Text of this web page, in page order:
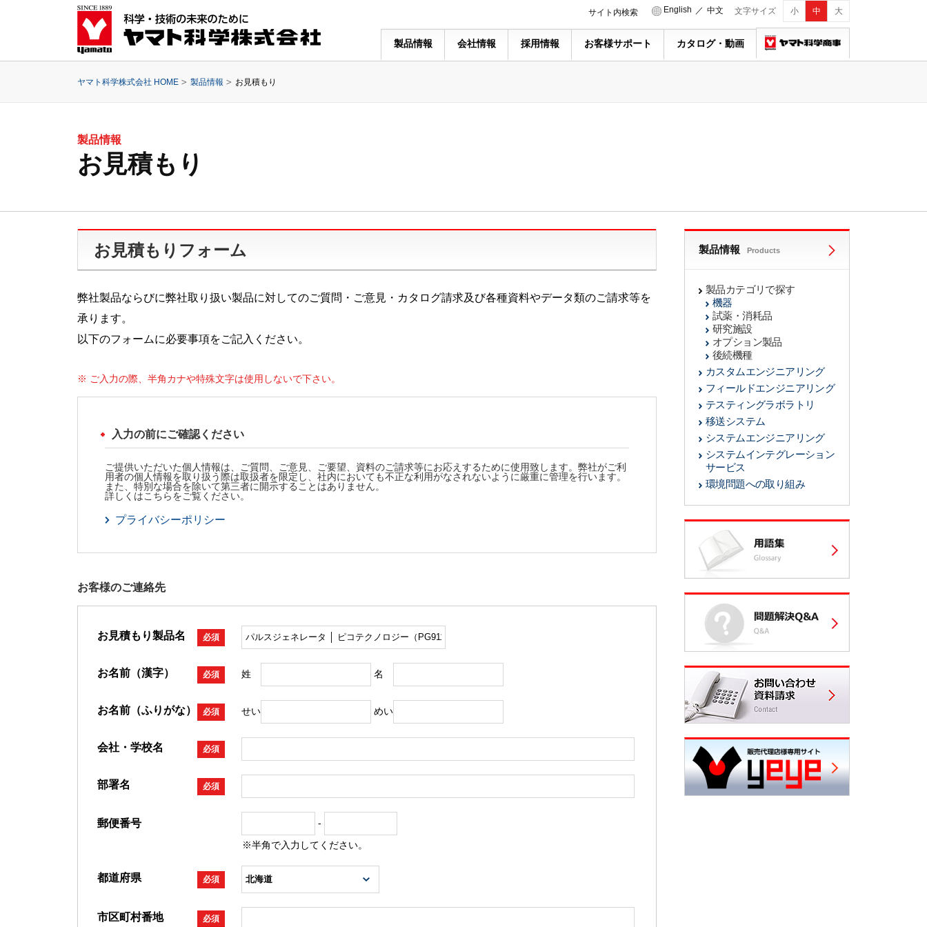
文字サイズ 小 中 大
English ／ 中文
サイト内検索
製品情報 会社情報 採用情報 お客様サポート カタログ・動画
ヤマト科学株式会社 HOME 製品情報 お見積もり
製品情報
お見積もり
お見積もりフォーム
弊社製品ならびに弊社取り扱い製品に対してのご質問・ご意見・カタログ請求及び各種資料やデータ類のご請求等を
承ります。
以下のフォームに必要事項をご記入ください。
※ ご入力の際、半角カナや特殊文字は使用しないで下さい。
入力の前にご確認ください
ご提供いただいた個人情報は、ご質問、ご意見、ご要望、資料のご請求等にお応えするために使用致します。弊社がご利
用者の個人情報を取り扱う際は取扱者を限定し、社内においても不正な利用がなされないように厳重に管理を行います。
また、特別な場合を除いて第三者に開示することはありません。
詳しくはこちらをご覧ください。
プライバシーポリシー
お客様のご連絡先
お見積もり製品名 必須
お名前（漢字） 必須 姓 名
お名前（ふりがな） 必須 せい めい
会社・学校名 必須
部署名 必須
郵便番号
-
※半角で入力してください。
都道府県 必須
市区町村番地 必須
製品情報 Products
製品カテゴリで探す
機器
試薬・消耗品
研究施設
オプション製品
後続機種
カスタムエンジニアリング
フィールドエンジニアリング
テスティングラボラトリ
移送システム
システムエンジニアリング
システムインテグレーション
サービス
環境問題への取り組み